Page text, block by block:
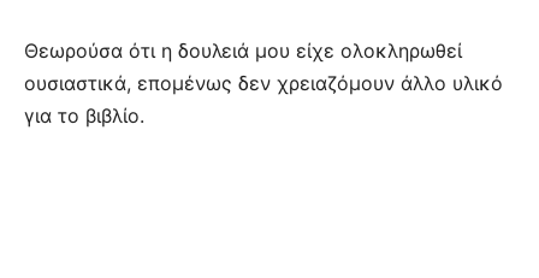
Θεωρούσα ότι η δουλειά μου είχε ολοκληρωθεί
ουσιαστικά, επομένως δεν χρειαζόμουν άλλο υλικό
για το βιβλίο.